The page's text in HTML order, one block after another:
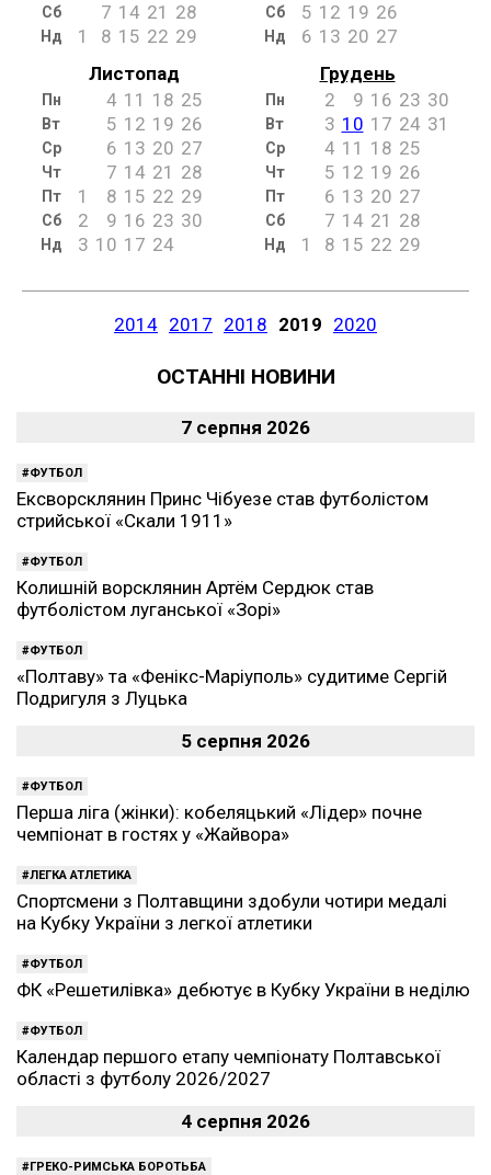
Сб 7 14 21 28
Нд 1 8 15 22 29
Сб 5 12 19 26
Нд 6 13 20 27
Листопад
Пн 4 11 18 25
Вт 5 12 19 26
Ср 6 13 20 27
Чт 7 14 21 28
Пт 1 8 15 22 29
Сб 2 9 16 23 30
Нд 3 10 17 24
Грудень
Пн 2 9 16 23 30
Вт 3 10 17 24 31
Ср 4 11 18 25
Чт 5 12 19 26
Пт 6 13 20 27
Сб 7 14 21 28
Нд 1 8 15 22 29
2014 2017 2018 2019 2020
ОСТАННІ НОВИНИ
7 серпня 2026
ФУТБОЛ
Ексворсклянин Принс Чібуезе став футболістом
стрийської «Скали 1911»
ФУТБОЛ
Колишній ворсклянин Артём Сердюк став
футболістом луганської «Зорі»
ФУТБОЛ
«Полтаву» та «Фенікс-Маріуполь» судитиме Сергій
Подригуля з Луцька
5 серпня 2026
ФУТБОЛ
Перша ліга (жінки): кобеляцький «Лідер» почне
чемпіонат в гостях у «Жайвора»
ЛЕГКА АТЛЕТИКА
Спортсмени з Полтавщини здобули чотири медалі
на Кубку України з легкої атлетики
ФУТБОЛ
ФК «Решетилівка» дебютує в Кубку України в неділю
ФУТБОЛ
Календар першого етапу чемпіонату Полтавської
області з футболу 2026/2027
4 серпня 2026
ГРЕКО-РИМСЬКА БОРОТЬБА